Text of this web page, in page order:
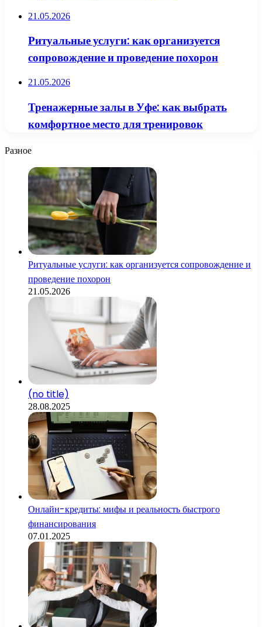
21.05.2026
Ритуальные услуги: как организуется
сопровождение и проведение похорон
21.05.2026
Тренажерные залы в Уфе: как выбрать
комфортное место для тренировок
Разное
Ритуальные услуги: как организуется сопровождение и
проведение похорон
21.05.2026
(no title)
28.08.2025
Онлайн-кредиты: мифы и реальность быстрого
финансирования
07.01.2025